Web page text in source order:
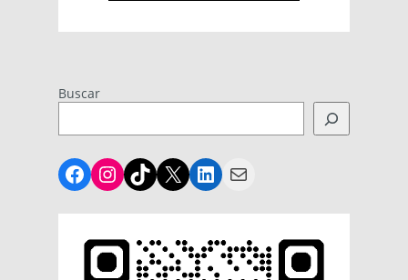
Buscar
Facebook
Instagram
TikTok
X LinkedIn
Mail